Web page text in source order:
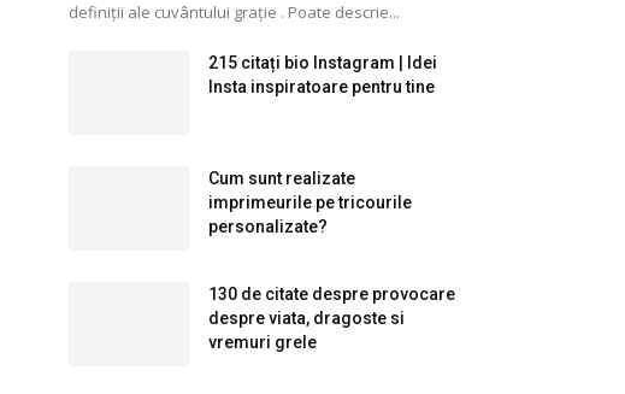
definiții ale cuvântului grație . Poate descrie...
215 citați bio Instagram | Idei
Insta inspiratoare pentru tine
Cum sunt realizate
imprimeurile pe tricourile
personalizate?
130 de citate despre provocare
despre viata, dragoste si
vremuri grele